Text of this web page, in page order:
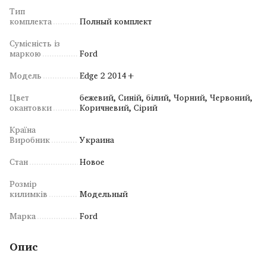
Тип
комплекта
Полный комплект
Сумісність із
маркою
Ford
Модель
Edge 2 2014+
Цвет
окантовки
бежевий, Синій, білий, Чорний, Червоний,
Коричневий, Сірий
Країна
Виробник
Украина
Стан
Новое
Розмір
килимків
Модельный
Марка
Ford
Опис